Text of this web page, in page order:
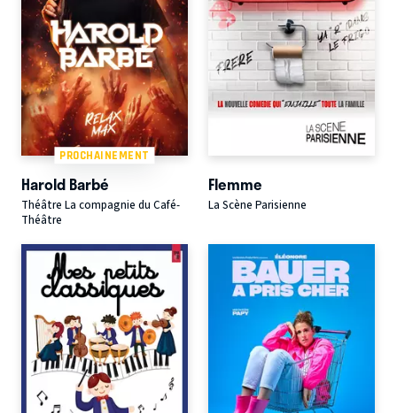
PROCHAINEMENT
Harold Barbé
Théâtre La compagnie du Café-
Théâtre
Flemme
La Scène Parisienne